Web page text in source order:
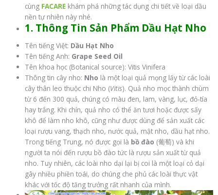
cùng FACARE khám phá những tác dụng chi tiết về loại dầu
nền tự nhiên này nhé.
1. Thông Tin Sản Phẩm Dầu Hạt Nho
Tên tiếng Việt: Dầu Hạt Nho
Tên tiếng Anh: Grape Seed Oil
Tên khoa học (Botanical source): Vitis Vinifera
Thông tin cây nho: Nho là một loại quả mọng lấy từ các loài
cây thân leo thuộc chi Nho (Vitis). Quả nho mọc thành chùm
từ 6 đến 300 quả, chúng có màu đen, lam, vàng, lục, đỏ-tía
hay trắng. Khi chín, quả nho có thể ăn tươi hoặc được sấy
khô để làm nho khô, cũng như được dùng để sản xuất các
loại rượu vang, thạch nho, nước quả, mật nho, dầu hạt nho.
Trong tiếng Trung, nó được gọi là bồ đào (葡萄) và khi
người ta nói đến rượu bồ đào tức là rượu sản xuất từ quả
nho. Tuy nhiên, các loài nho dại lại bị coi là một loại cỏ dại
gây nhiều phiền toái, do chúng che phủ các loài thực vật
khác với tốc độ tăng trưởng rất nhanh của mình.